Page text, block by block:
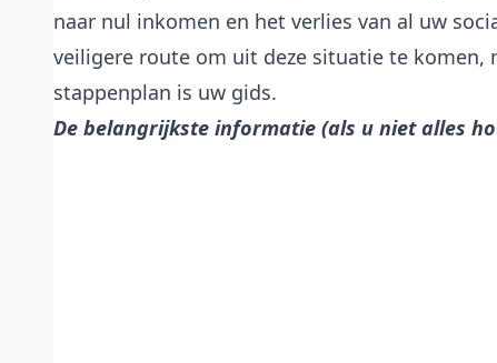
naar nul inkomen en het verlies van al uw
veiligere route om uit deze situatie te
stappenplan is uw gids.
De belangrijkste informatie (als u niet alles